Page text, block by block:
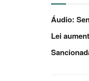
Áudio:
Lei